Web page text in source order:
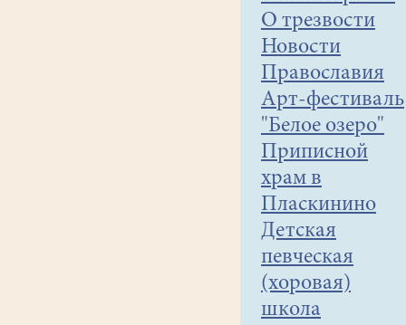
О трезвости
Новости
Православия
Арт-фестиваль
"Белое озеро"
Приписной
храм в
Пласкинино
Детская
певческая
(хоровая)
школа